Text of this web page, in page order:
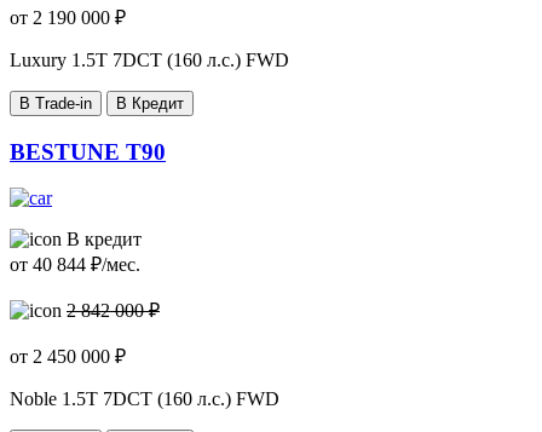
от 2 190 000 ₽
Luxury 1.5T 7DCT (160 л.с.) FWD
В Trade-in В Кредит
BESTUNE T90
В кредит
от 40 844 ₽/мес.
2 842 000 ₽
от 2 450 000 ₽
Noble 1.5T 7DCT (160 л.с.) FWD